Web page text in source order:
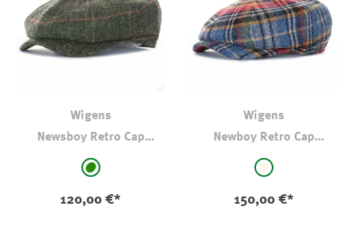
Wigens
Newsboy Retro Cap
auswählen
grün - kariert
120,00 €*
Wigens
Newboy Retro Cap
auswählen
bunt kariert
150,00 €*